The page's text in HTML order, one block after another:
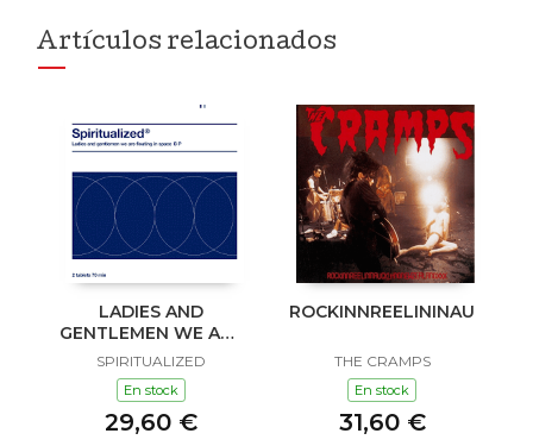
Artículos relacionados
LADIES AND
GENTLEMEN WE ARE
FLOATING IN SPACE
SPIRITUALIZED
En stock
29,60 €
THE CRAMPS
En stock
31,60 €